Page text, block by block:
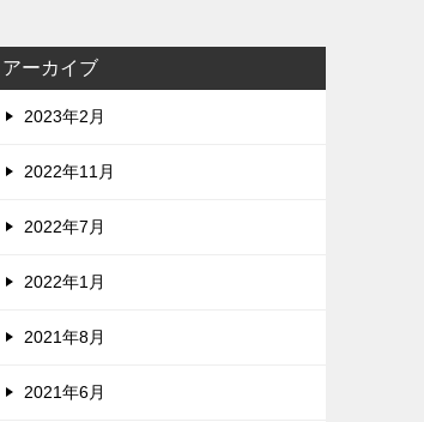
アーカイブ
2023年2月
2022年11月
2022年7月
2022年1月
2021年8月
2021年6月